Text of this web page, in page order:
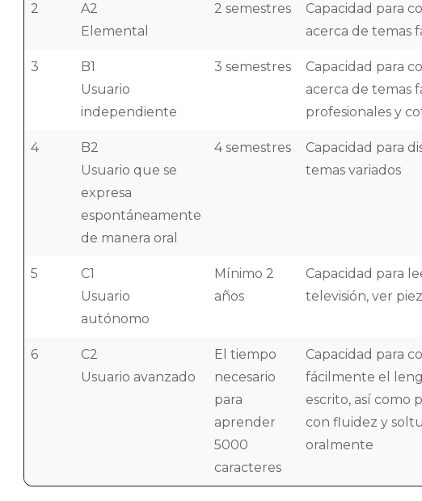
2
A2
Elemental
2 semestres
Capacidad para
acerca de temas
3
B1
Usuario
independiente
3 semestres
Capacidad para
acerca de temas
profesionales y
4
B2
Usuario que se
expresa
espontáneamente
de manera oral
4 semestres
Capacidad para
temas variados
5
C1
Usuario
autónomo
Mínimo 2
años
Capacidad para
televisión, ver
6
C2
Usuario avanzado
El tiempo
necesario
para
aprender
5000
caracteres
Capacidad para
fácilmente el
escrito, así como
con fluidez y
oralmente